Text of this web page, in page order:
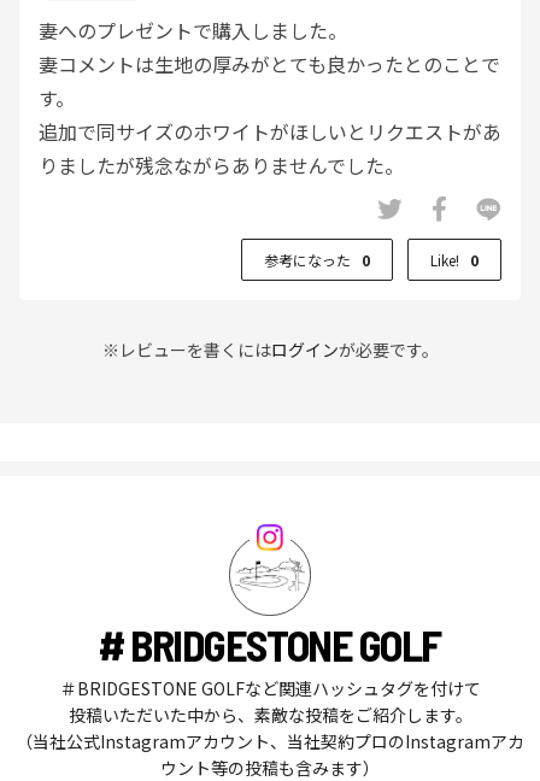
妻へのプレゼントで購入しました。
妻コメントは生地の厚みがとても良かったとのことで
す。
追加で同サイズのホワイトがほしいとリクエストがあ
りましたが残念ながらありませんでした。
参考になった 0 Like! 0
※レビューを書くにはログインが必要です。
# BRIDGESTONE GOLF
＃BRIDGESTONE GOLFなど関連ハッシュタグを付けて
投稿いただいた中から、素敵な投稿をご紹介します。
（当社公式Instagramアカウント、当社契約プロのInstagramアカ
ウント等の投稿も含みます）